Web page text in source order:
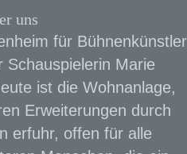
uns
für Bühnenkünstler
Schauspielerin Marie
ist die Wohnanlage,
Erweiterungen durch
erfuhr, offen für alle